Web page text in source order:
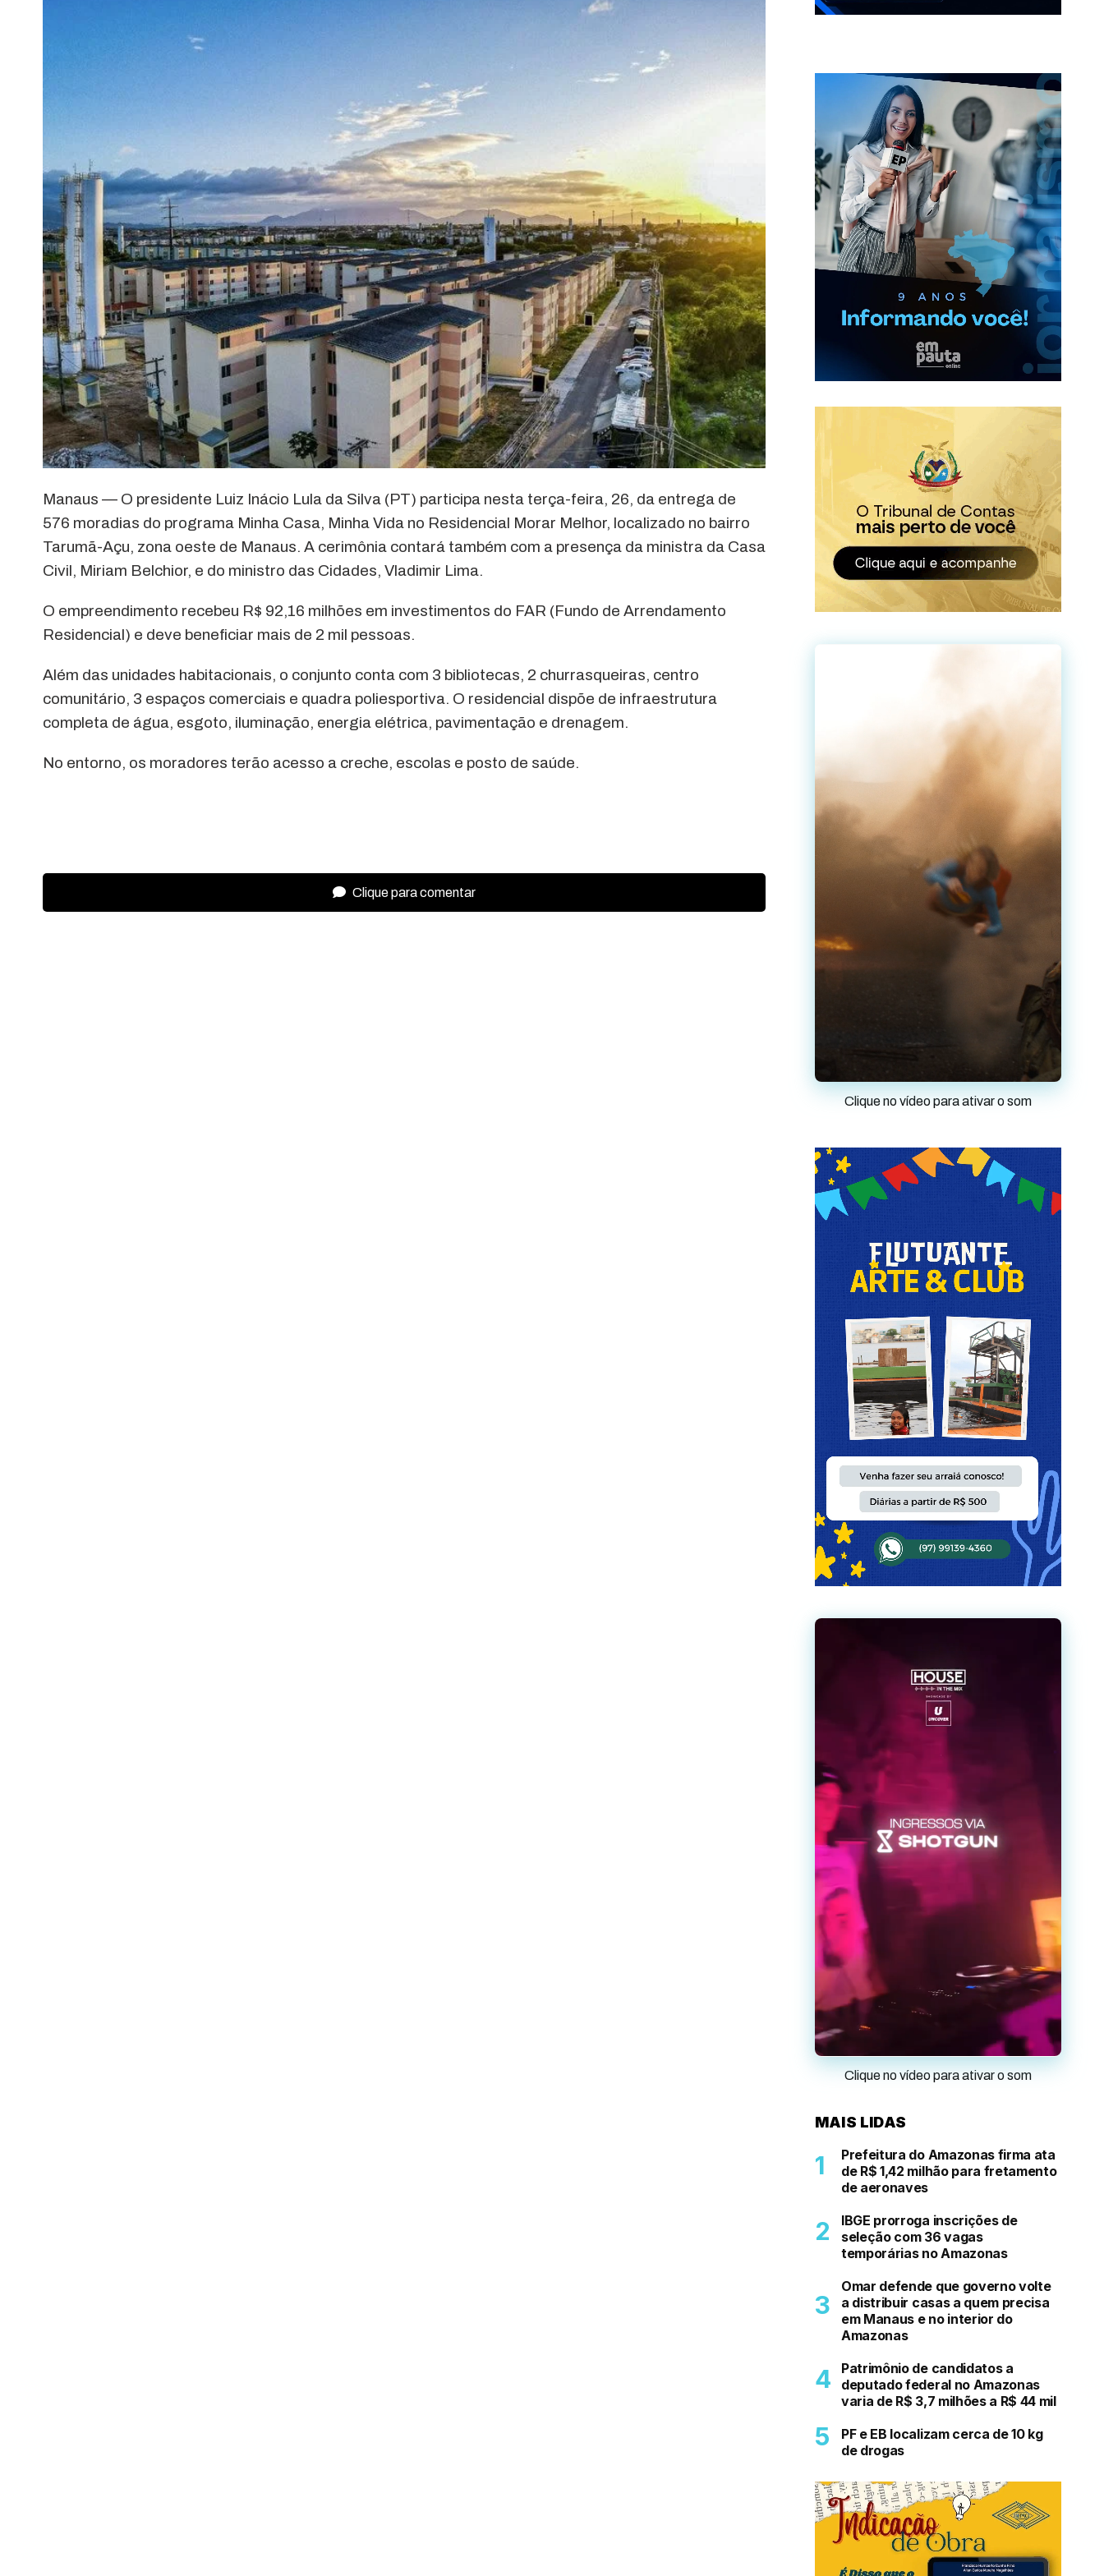
Manaus — O presidente Luiz Inácio Lula da Silva (PT) participa nesta terça-feira, 26, da entrega de
576 moradias do programa Minha Casa, Minha Vida no Residencial Morar Melhor, localizado no bairro
Tarumã-Açu, zona oeste de Manaus. A cerimônia contará também com a presença da ministra da Casa
Civil, Miriam Belchior, e do ministro das Cidades, Vladimir Lima.
O empreendimento recebeu R$ 92,16 milhões em investimentos do FAR (Fundo de Arrendamento
Residencial) e deve beneficiar mais de 2 mil pessoas.
Além das unidades habitacionais, o conjunto conta com 3 bibliotecas, 2 churrasqueiras, centro
comunitário, 3 espaços comerciais e quadra poliesportiva. O residencial dispõe de infraestrutura
completa de água, esgoto, iluminação, energia elétrica, pavimentação e drenagem.
No entorno, os moradores terão acesso a creche, escolas e posto de saúde.
Clique para comentar
Clique no vídeo para ativar o som
Clique no vídeo para ativar o som
MAIS LIDAS
Prefeitura do Amazonas firma ata
de R$ 1,42 milhão para fretamento
de aeronaves
IBGE prorroga inscrições de
seleção com 36 vagas
temporárias no Amazonas
Omar defende que governo volte
a distribuir casas a quem precisa
em Manaus e no interior do
Amazonas
Patrimônio de candidatos a
deputado federal no Amazonas
varia de R$ 3,7 milhões a R$ 44 mil
PF e EB localizam cerca de 10 kg
de drogas